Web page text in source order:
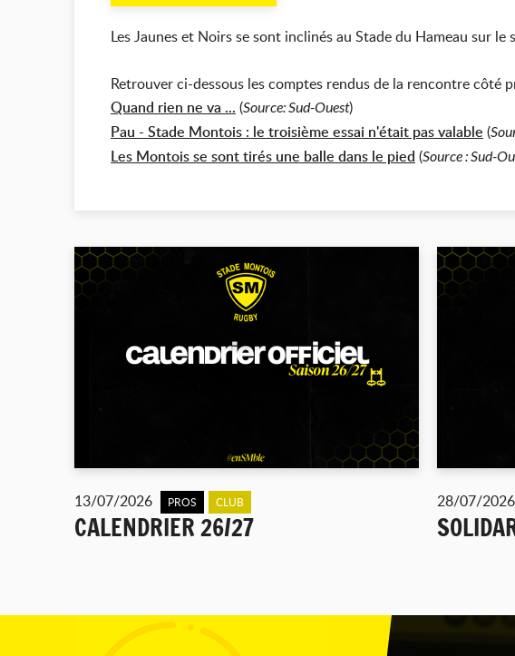
Les Jaunes et Noirs se sont inclinés au Stade du Hameau sur
Retrouver ci-dessous les comptes rendus de la rencontre côté
Quand rien ne va ... (Source: Sud-Ouest)
Pau - Stade Montois : le troisième essai n'était pas valable (
Les Montois se sont tirés une balle dans le pied (Source : Sud-
13/07/2026 PROS CLUB
CALENDRIER 26/27
28/07/2026